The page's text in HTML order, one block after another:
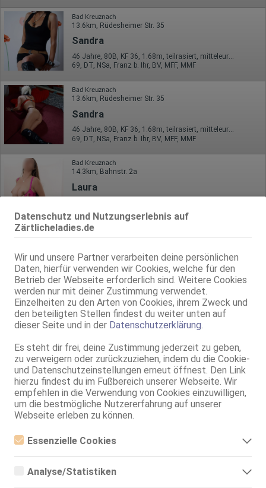
Datenschutz und Nutzungserlebnis auf
Zärtlicheladies.de
Wir und unsere Partner verarbeiten deine persönlichen
Daten, hierfür verwenden wir Cookies, welche für den
Betrieb der Webseite erforderlich sind. Weitere Cookies
werden nur mit deiner Zustimmung verwendet.
Einzelheiten zu den Arten von Cookies, ihrem Zweck und
den beteiligten Stellen findest du weiter unten auf
dieser Seite und in der Datenschutzerklärung.
Es steht dir frei, deine Zustimmung jederzeit zu geben,
zu verweigern oder zurückzuziehen, indem du die Cookie-
und Datenschutzeinstellungen erneut öffnest. Den Link
hierzu findest du im Fußbereich unserer Webseite. Wir
empfehlen in die Verwendung von Cookies einzuwilligen,
um die bestmögliche Nutzererfahrung auf unserer
Webseite erleben zu können.
Essenzielle Cookies
Essenzielle Cookies sind alle notwendigen Cookies, die für den
ermöglicht werden. Die Webseite kann ohne diese Cookies nicht
Analyse/Statistiken
Bad Kreuznach
13.6km, Rüdesheimer Str. 35
Sandra
46 Jahre, 80B, KF 36, 1.68m, teilrasiert, mitteleuropäisch
69, DT, NSa, Franz b. Ihr, BV, MFF, MMF
Bad Kreuznach
13.6km, Rüdesheimer Str. 35
Sandra
46 Jahre, 80B, KF 36, 1.68m, teilrasiert, mitteleuropäisch
69, DT, NSa, Franz b. Ihr, BV, MFF, MMF
Bad Kreuznach
14.3km, Bahnstr. 2a
Laura
EROTIKATELIER
35 Jahre, 80D, KF 38, 1.67m, total rasiert, Latina
14.3km, Bahnstr. 2a
Sibel Heiße türkische Schönheit
EROTIKATELIER
85B, KF 38, 1.64m, 60 kg, total rasiert, orientalisch
ZK, 69, Franz b. Ihr, BV, Schmu., Kuscheln, Körperküs., DSa
Bad Kreuznach
Kiara
EROTIKATELIER
80C, KF 36, 1.71m, total rasiert, karibisch
69, GF6, NSa, BV, Schmu., Kuscheln, Körperküs., DSa
Bad Kreuznach
Bad Kreuznach